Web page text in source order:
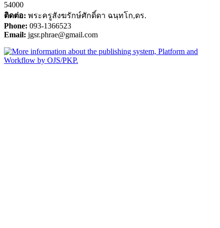
54000
ติดต่อ: พระครูสังฆรักษ์ศักดิ์ดา ฉนฺทโก,ดร.
Phone: 093-1366523
Email: jgsr.phrae@gmail.com